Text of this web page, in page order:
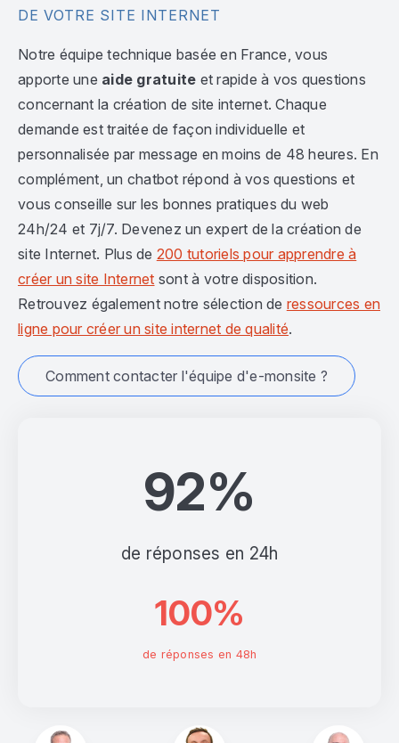
92%
de réponses en 24h
100%
de réponses en 48h
DE VOTRE SITE INTERNET
Notre équipe technique basée en France, vous
apporte une aide gratuite et rapide à vos questions
concernant la création de site internet. Chaque
demande est traitée de façon individuelle et
personnalisée par message en moins de 48 heures. En
complément, un chatbot répond à vos questions et
vous conseille sur les bonnes pratiques du web
24h/24 et 7j/7. Devenez un expert de la création de
site Internet. Plus de 200 tutoriels pour apprendre à
créer un site Internet sont à votre disposition.
Retrouvez également notre sélection de ressources en
ligne pour créer un site internet de qualité.
Comment contacter l'équipe d'e-monsite ?